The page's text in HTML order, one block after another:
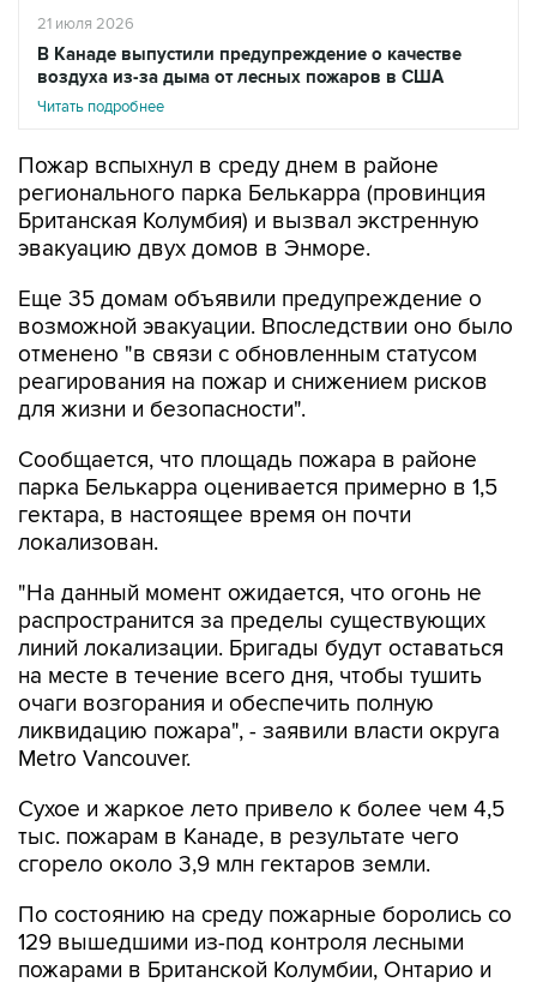
21 июля 2026
В Канаде выпустили предупреждение о качестве
воздуха из-за дыма от лесных пожаров в США
Читать подробнее
Пожар вспыхнул в среду днем в районе
регионального парка Белькарра (провинция
Британская Колумбия) и вызвал экстренную
эвакуацию двух домов в Энморе.
Еще 35 домам объявили предупреждение о
возможной эвакуации. Впоследствии оно было
отменено "в связи с обновленным статусом
реагирования на пожар и снижением рисков
для жизни и безопасности".
Сообщается, что площадь пожара в районе
парка Белькарра оценивается примерно в 1,5
гектара, в настоящее время он почти
локализован.
"На данный момент ожидается, что огонь не
распространится за пределы существующих
линий локализации. Бригады будут оставаться
на месте в течение всего дня, чтобы тушить
очаги возгорания и обеспечить полную
ликвидацию пожара", - заявили власти округа
Metro Vancouver.
Сухое и жаркое лето привело к более чем 4,5
тыс. пожарам в Канаде, в результате чего
сгорело около 3,9 млн гектаров земли.
По состоянию на среду пожарные боролись со
129 вышедшими из-под контроля лесными
пожарами в Британской Колумбии, Онтарио и